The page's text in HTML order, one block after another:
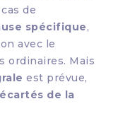
de
spécifique,
avec le
ordinaires. Mais
est prévue,
écartés de la